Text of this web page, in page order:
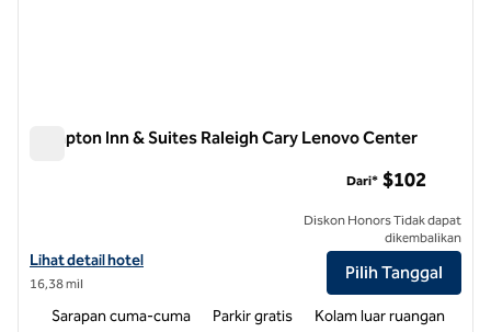
Hampton Inn & Suites Raleigh Cary Lenovo Center
Lihat detail hotel untuk Hampton Inn & Suites Raleigh Cary Lenovo
Lihat detail hotel
16,38 mil
Dari* $102
Diskon Honors Tidak dapat
dikembalikan
Pilih Tanggal
Sarapan cuma-cuma Parkir gratis Kolam luar ruangan